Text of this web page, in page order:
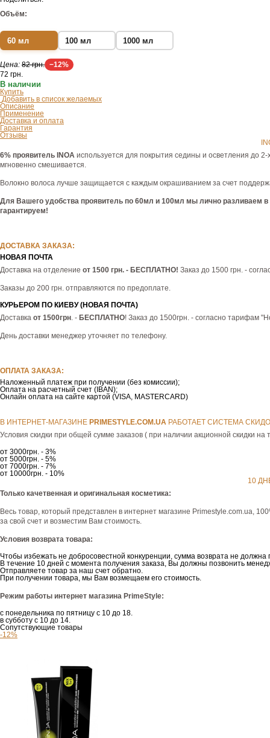
Объём:
60 мл 100 мл 1000 мл
Цена: 82 грн. −12%
72 грн.
В наличии
Купить
Добавить в список желаемых
Описание
Применение
Доставка и оплата
Гарантия
Отзывы
6% проявитель INOA используется для покрытия седины и осветления до
мгновенно смешивается.
Волокно волоса лучше защищается с каждым окрашиванием за счет
Для Вашего удобства проявитель по 60мл и 100мл мы лично разливаем
гарантируем!
ДОСТАВКА ЗАКАЗА:
НОВАЯ ПОЧТА
Доставка на отделение от 1500 грн. - БЕСПЛАТНО! Заказ до 1500 грн. -
Заказы до 200 грн. отправляются по предоплате.
КУРЬЕРОМ ПО КИЕВУ (НОВАЯ ПОЧТА)
Доставка от 1500грн. - БЕСПЛАТНО! Заказ до 1500грн. - согласно тарифам
День доставки менеджер уточняет по телефону.
ОПЛАТА ЗАКАЗА:
Наложенный платеж при получении (без комиссии);
Оплата на расчетный счет (IBAN);
Онлайн оплата на сайте картой (VISA, MASTERCARD)
В ИНТЕРНЕТ-МАГАЗИНЕ РRIMESTYLE.COM.UA РАБОТАЕТ СИСТЕМА
Условия скидки при общей сумме заказов ( при наличии акционной скидки на
от 3000грн. - 3%
от 5000грн. - 5%
от 7000грн. - 7%
от 10000грн. - 10%
10
Только качетвенная и оригинальная косметика:
Весь товар, который представлен в интернет магазине Рrimestyle.com.ua,
за свой счет и возместим Вам стоимость.
Условия возврата товара:
Чтобы избежать не добросовестной конкуренции, сумма возврата не
В течение 10 дней с момента получения заказа, Вы должны позвонить
Отправляете товар за наш счет обратно.
При получении товара, мы Вам возмещаем его стоимость.
Режим работы интернет магазина PrimeStyle:
с понедельника по пятницу с 10 до 18.
в субботу с 10 до 14.
Сопутствующие товары
-12%